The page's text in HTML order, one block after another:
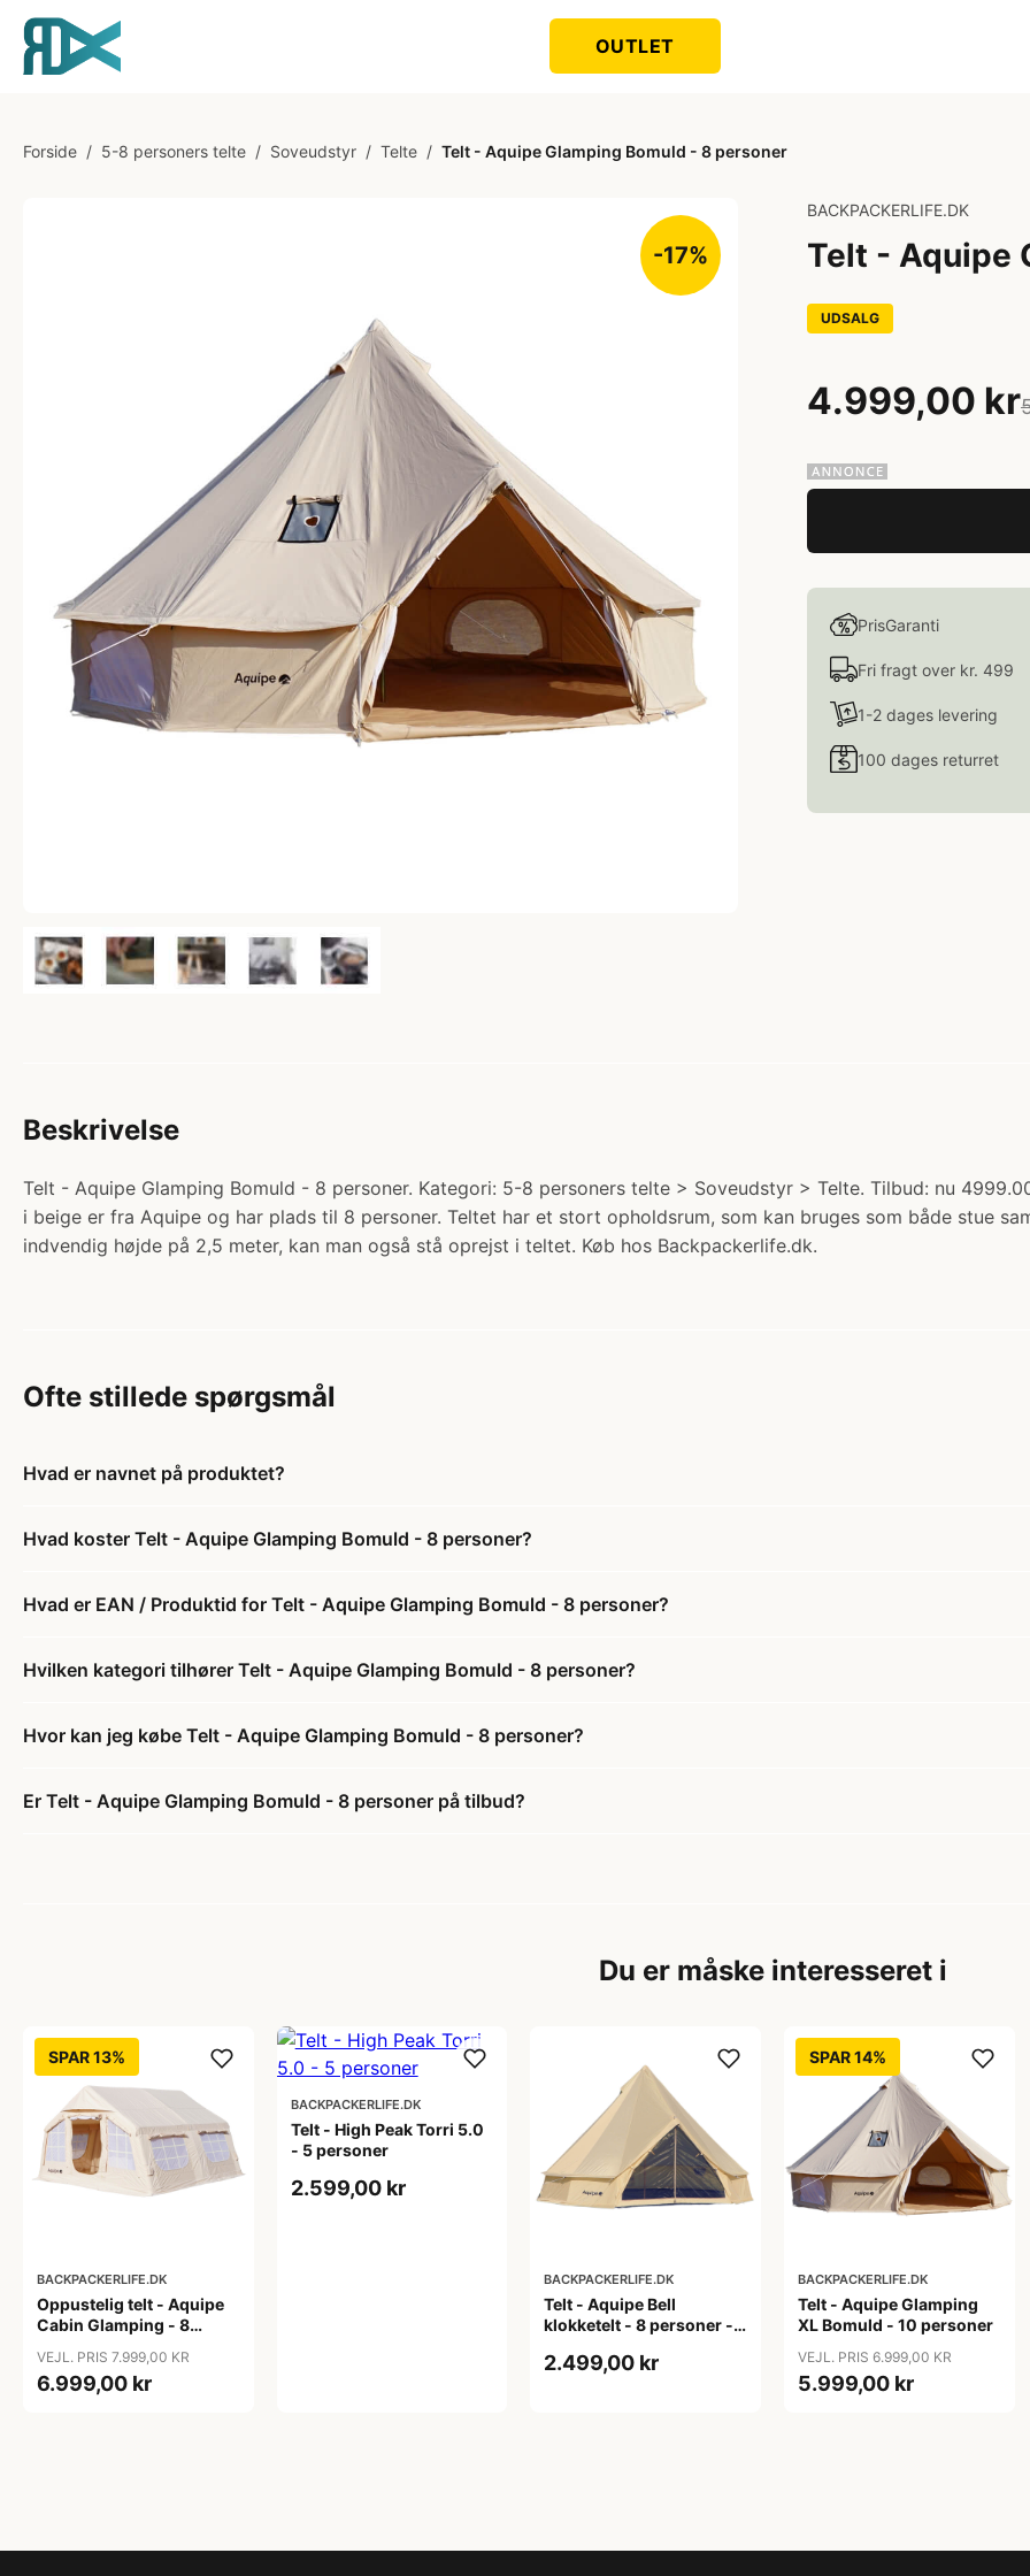
OUTLET
Forside / 5-8 personers telte / Soveudstyr / Telte / Telt - Aquipe Glamping Bomuld - 8 personer
-17%
BACKPACKERLIFE.DK
Telt - Aquipe
UDSALG
4.999,00 kr
PrisGaranti
Fri fragt over kr. 499
1-2 dages levering
100 dages returret
Beskrivelse
Telt - Aquipe Glamping Bomuld - 8 personer. Kategori: 5-8 personers telte > Soveudstyr > Telte. Tilbud: nu
i beige er fra Aquipe og har plads til 8 personer. Teltet har et stort opholdsrum, som kan bruges som både stue
indvendig højde på 2,5 meter, kan man også stå oprejst i teltet. Køb hos Backpackerlife.dk.
Ofte stillede spørgsmål
Hvad er navnet på produktet?
Hvad koster Telt - Aquipe Glamping Bomuld - 8 personer?
Hvad er EAN / Produktid for Telt - Aquipe Glamping Bomuld - 8 personer?
Hvilken kategori tilhører Telt - Aquipe Glamping Bomuld - 8 personer?
Hvor kan jeg købe Telt - Aquipe Glamping Bomuld - 8 personer?
Er Telt - Aquipe Glamping Bomuld - 8 personer på tilbud?
Du er måske interesseret i
SPAR 13%
BACKPACKERLIFE.DK
Oppustelig telt - Aquipe
Cabin Glamping - 8
VEJL. PRIS 7.999,00 KR
6.999,00 kr
BACKPACKERLIFE.DK
Telt - High Peak Torri 5.0
- 5 personer
2.599,00 kr
BACKPACKERLIFE.DK
Telt - Aquipe Bell
klokketelt - 8 personer -
2.499,00 kr
SPAR 14%
BACKPACKERLIFE.DK
Telt - Aquipe Glamping
XL Bomuld - 10 personer
VEJL. PRIS 6.999,00 KR
5.999,00 kr